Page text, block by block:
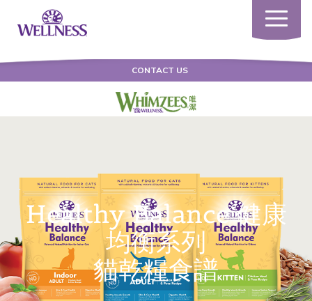
Toggle
CONTACT US
Healthy Balance 健康
均衡系列
貓乾糧食譜